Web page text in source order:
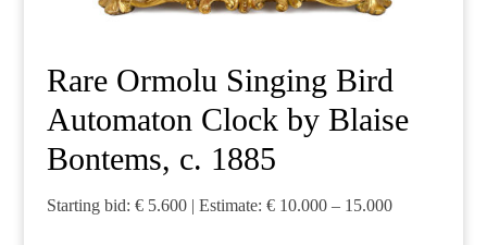
Rare Ormolu Singing Bird
Automaton Clock by Blaise
Bontems, c. 1885
Starting bid: € 5.600 | Estimate: € 10.000 – 15.000